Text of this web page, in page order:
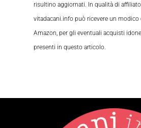
risultino aggiornati. In qualità di affiliato
vitadacani.info può ricevere un modico
Amazon, per gli eventuali acquisti
presenti in questo articolo.